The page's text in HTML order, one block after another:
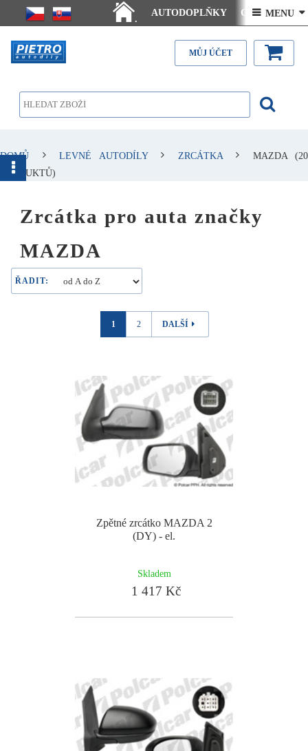
.
AUTODOPLŇKY Ceny doručení
Články - návody Kontakt
 MENU 
MŮJ ÚČET
DOMŮ LEVNÉ AUTODÍLY ZRCÁTKA MAZDA(20
PRODUKTŮ)
Zrcátka pro auta značky
MAZDA
ŘADIT:
1 2 DALŠÍ
Zpětné zrcátko MAZDA 2
(DY) - el.
Skladem
1 417 Kč